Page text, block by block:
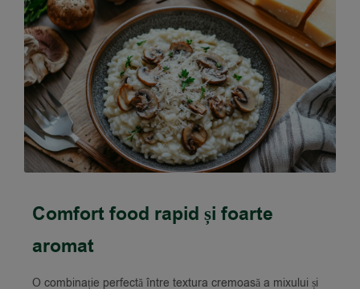
Comfort food rapid și foarte
aromat
O combinație perfectă între textura cremoasă a mixului și